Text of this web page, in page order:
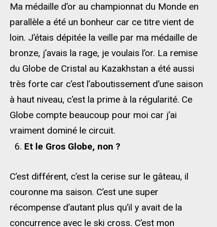
Ma médaille d’or au championnat du Monde en
parallèle a été un bonheur car ce titre vient de
loin. J’étais dépitée la veille par ma médaille de
bronze, j’avais la rage, je voulais l’or. La remise
du Globe de Cristal au Kazakhstan a été aussi
très forte car c’est l’aboutissement d’une saison
à haut niveau, c’est la prime à la régularité. Ce
Globe compte beaucoup pour moi car j’ai
vraiment dominé le circuit.
Et le Gros Globe, non ?
C’est différent, c’est la cerise sur le gâteau, il
couronne ma saison. C’est une super
récompense d’autant plus qu’il y avait de la
concurrence avec le ski cross. C’est mon